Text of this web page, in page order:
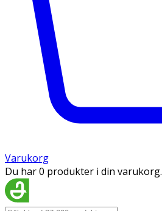
Varukorg
Du har 0 produkter i din varukorg.